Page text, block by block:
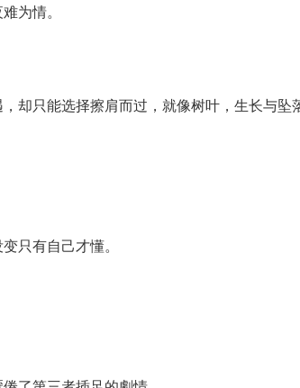
为情。
却只能选择擦肩而过，就像树叶，生长与坠
只有自己才懂。